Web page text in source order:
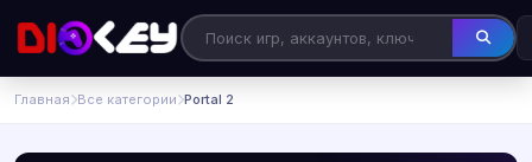
Главная Все категории Portal 2